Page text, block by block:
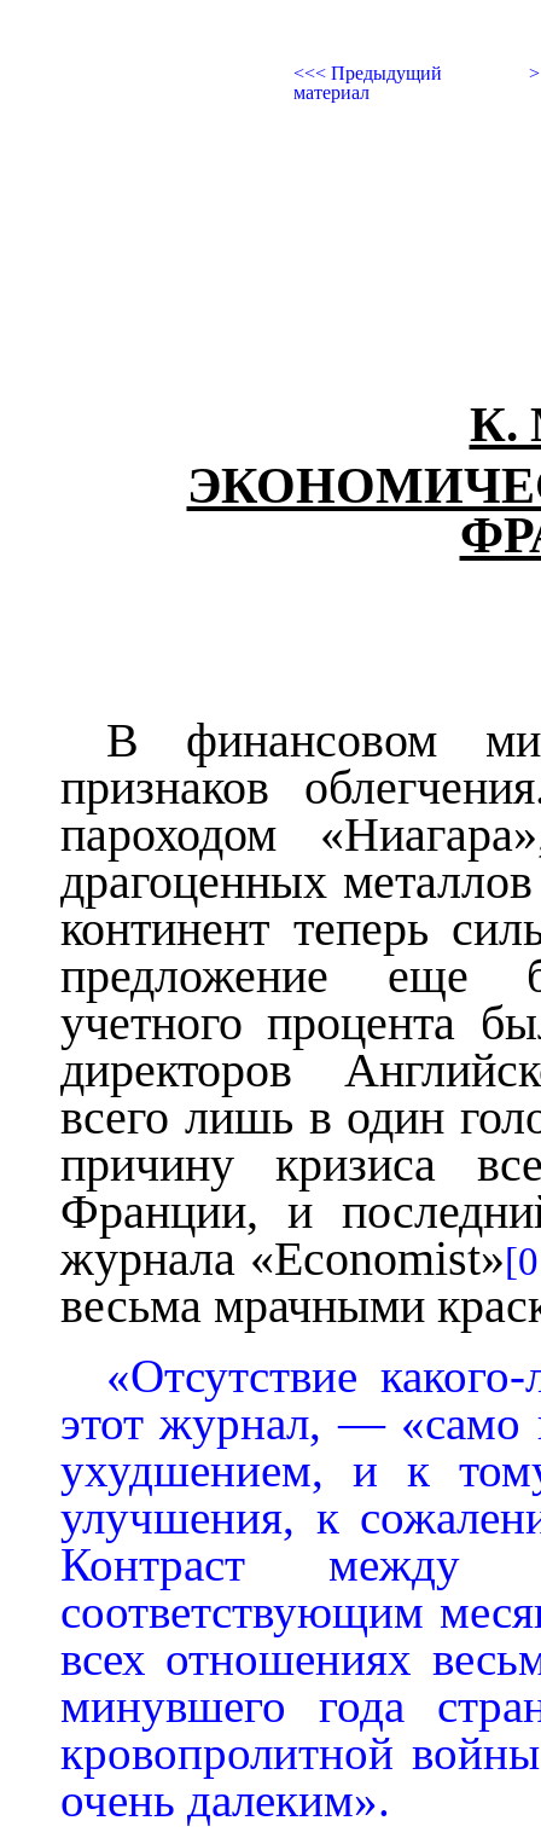
<<< Предыдущий
материал
К.
В финансовом
признаков
пароходом
драгоценных
континент теперь
предложение еще
учетного процента
директоров
всего лишь в один
причину кризиса
Франции, и
журнала «Economist»
весьма мрачными
«Отсутствие
этот журнал, — «само
ухудшением, и к
улучшения, к
Контраст
соответствующим
всех отношениях
минувшего года
кровопролитной
очень далеким».